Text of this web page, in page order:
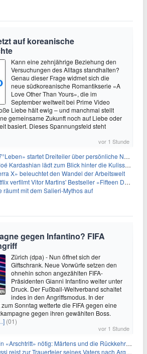
auf koreanische
Kann eine zehnjährige Beziehung den
Versuchungen des Alltags standhalten?
Genau dieser Frage widmet sich die
neue südkoreanische Romantikserie «A
Love Other Than Yours», die im
September weltweit bei Prime Video
Liebe hält ewig – und manchmal stellt
gemeinsame Zukunft noch auf Liebe oder
basiert. Dieses Spannungsfeld steht
vor 1 Stunde
startet Dreiteiler über persönliche Neuanfänge
Kardashian lädt zum Blick hinter die Kulissen ihres Freundeskreises
X» beleuchtet den Wandel der Arbeitswelt
verfilmt Vitor Martins' Bestseller «Fifteen Days»
räumt mit dem Salieri-Mythos auf
gegen Infantino? FIFA
Zürich (dpa) - Nun öffnet sich der
Giftschrank. Neue Vorwürfe setzen den
ohnehin schon angezählten FIFA-
Präsidenten Gianni Infantino weiter unter
Druck. Der Fußball-Weltverband schaltet
indes in den Angriffsmodus. In der
Sonntag wetterte die FIFA gegen eine
gegen ihren gewählten Boss.
(01)
vor 1 Stunde
«Arschtritt» nötig: Märtens und die Rückkehr nach Paris
reist zur Trauerfeier seines Vaters nach Argentinien